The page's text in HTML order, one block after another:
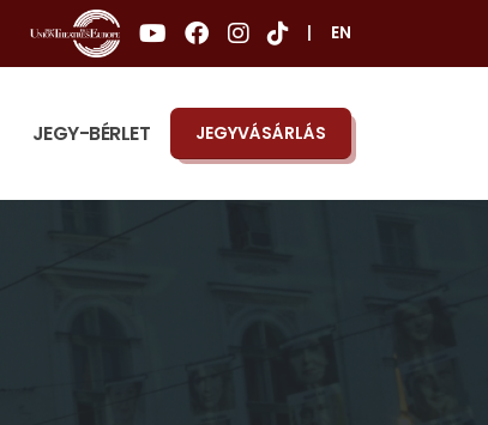
EN
JEGY-BÉRLET JEGYVÁSÁRLÁS